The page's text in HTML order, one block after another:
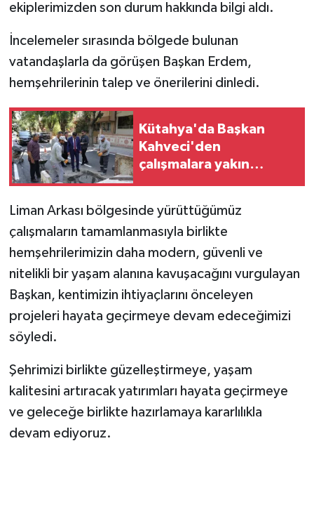
ekiplerimizden son durum hakkında bilgi aldı.
İncelemeler sırasında bölgede bulunan
vatandaşlarla da görüşen Başkan Erdem,
hemşehrilerinin talep ve önerilerini dinledi.
Kütahya'da Başkan
Kahveci'den
çalışmalara yakın
Liman Arkası bölgesinde yürüttüğümüz
çalışmaların tamamlanmasıyla birlikte
hemşehrilerimizin daha modern, güvenli ve
nitelikli bir yaşam alanına kavuşacağını vurgulayan
Başkan, kentimizin ihtiyaçlarını önceleyen
projeleri hayata geçirmeye devam edeceğimizi
söyledi.
Şehrimizi birlikte güzelleştirmeye, yaşam
kalitesini artıracak yatırımları hayata geçirmeye
ve geleceğe birlikte hazırlamaya kararlılıkla
devam ediyoruz.